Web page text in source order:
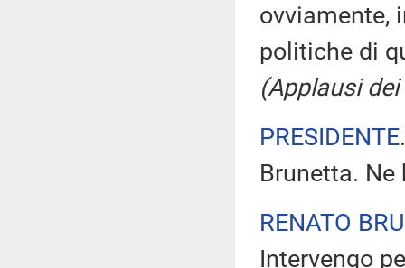
ovviamente,
politiche di
(Applausi
PRESIDENTE
Brunetta.
RENATO
Intervengo